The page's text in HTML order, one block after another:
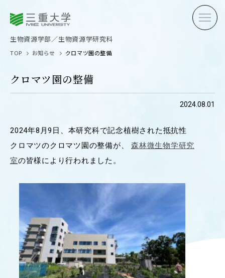
生物資源学部 生物資源学研究科
卒業生の方へ
OPEN CAMPUS
OUR OPEN
学問探求セミナー
TOP お知らせ クロマツ園の整備
クロマツ園の整備
2024.08.01
2024年8月9日、本研究科で記念植樹された抵抗性
クロマツのクロマツ園の整備が、 森林微生物学研究
室の皆様により行われました。